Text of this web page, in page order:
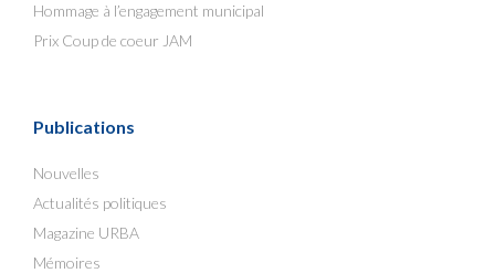
Hommage à l’engagement municipal
Prix Coup de coeur JAM
Publications
Nouvelles
Actualités politiques
Magazine URBA
Mémoires